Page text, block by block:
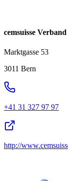
cemsuisse
Marktgasse 53
3011 Bern
+41 31 327 97 97
http://